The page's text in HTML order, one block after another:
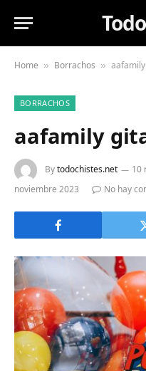
Home » Borrachos »
BORRACHOS
aafamily
Bytodochistes.net 10
noviembre 2023
No hay